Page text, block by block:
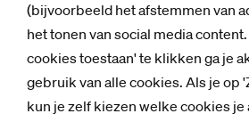
(bijvoorbeeld het afstemmen van
het tonen van social media
cookies toestaan' te klikken ga je
gebruik van alle cookies. Als je op
kun je zelf kiezen welke cookies je